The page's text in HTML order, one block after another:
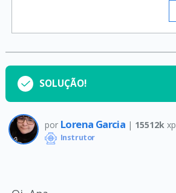
SOLUÇÃO!
por Lorena Garcia | 15512k
Instrutor